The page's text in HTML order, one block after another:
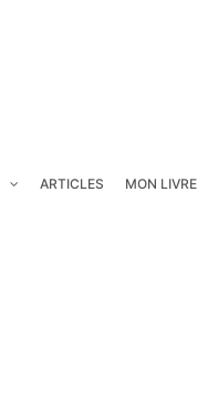
ARTICLES MON LIVRE